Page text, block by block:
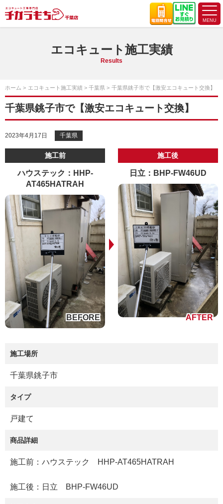
エコキュート施工実績
Results
ホーム エコキュート施工実績 千葉県 千葉県銚子市で【激安エコキュート交換】
千葉県銚子市で【激安エコキュート交換】
2023年4月17日 千葉県
施工前
ハウステック：HHP-
AT465HATRAH
施工後
日立：BHP-FW46UD
施工場所
千葉県銚子市
タイプ
戸建て
商品詳細
施工前：ハウステック HHP-AT465HATRAH
施工後：日立 BHP-FW46UD